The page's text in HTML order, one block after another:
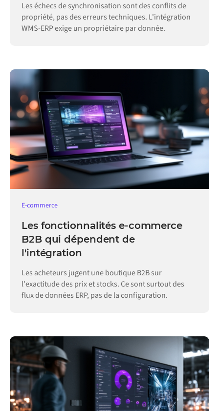
Les échecs de synchronisation sont des conflits de
propriété, pas des erreurs techniques. L'intégration
WMS-ERP exige un propriétaire par donnée.
E-commerce
Les fonctionnalités e-commerce
B2B qui dépendent de
l'intégration
Les acheteurs jugent une boutique B2B sur
l'exactitude des prix et stocks. Ce sont surtout des
flux de données ERP, pas de la configuration.